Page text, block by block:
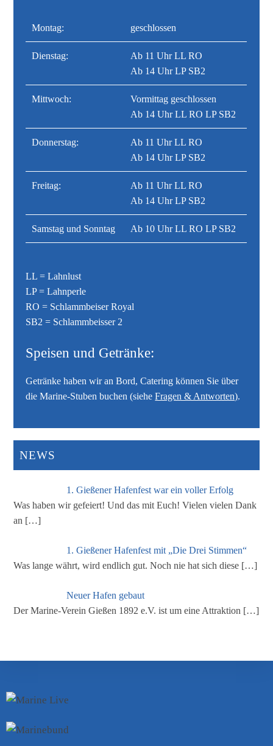
Montag: geschlossen
Dienstag:
Ab 11 Uhr LL RO
Ab 14 Uhr LP SB2
Mittwoch:
Vormittag geschlossen
Ab 14 Uhr LL RO LP SB2
Donnerstag:
Ab 11 Uhr LL RO
Ab 14 Uhr LP SB2
Freitag:
Ab 11 Uhr LL RO
Ab 14 Uhr LP SB2
Samstag und Sonntag Ab 10 Uhr LL RO LP SB2
LL = Lahnlust
LP = Lahnperle
RO = Schlammbeiser Royal
SB2 = Schlammbeisser 2
Speisen und Getränke:
Getränke haben wir an Bord, Catering können Sie über
die Marine-Stuben buchen (sieheFragen & Antworten).
NEWS
1. Gießener Hafenfest war ein voller Erfolg
Was haben wir gefeiert! Und das mit Euch! Vielen vielen Dank
an […]
1. Gießener Hafenfest mit „Die Drei Stimmen“
Was lange währt, wird endlich gut. Noch nie hat sich diese […]
Neuer Hafen gebaut
Der Marine-Verein Gießen 1892 e.V. ist um eine Attraktion […]